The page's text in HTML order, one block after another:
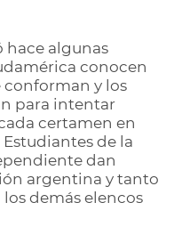
hace algunas
conocen
conforman y los
para intentar
certamen en
de la
dan
argentina y tanto
demás elencos